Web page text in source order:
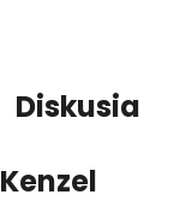
Diskusia
Kenzel